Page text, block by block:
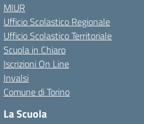
MIUR
Ufficio Scolastico Regionale
Ufficio Scolastico Territoriale
Scuola in Chiaro
Iscrizioni On Line
Invalsi
Comune di Torino
La Scuola